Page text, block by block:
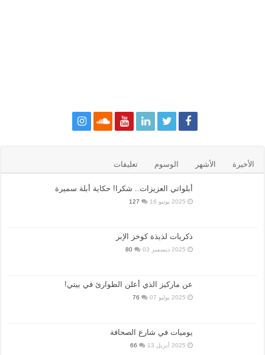
الأخيرة الأشهر الوسوم تعليقات
أبلواتي العزيزات.. شكرا! حكاية أبلة سميرة
2025 يونيو 16 127
ذكريات لذيذة كوخز الإبر
2025 ديسمبر 03 80
عن ماركيز الذي أعلن الطوارئ في بيتي!
2025 يوليو 07 76
يوميات في شارع الصحافة
2025 أبريل 13 66